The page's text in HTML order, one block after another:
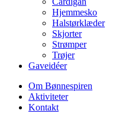
Hjemmesko
Halstørklæder
Skjorter
Strømper
Trøjer
Gaveidéer
Om Bønnespiren
Aktiviteter
Kontakt